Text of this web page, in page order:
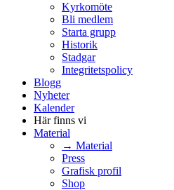
Kyrkomöte
Bli medlem
Starta grupp
Historik
Stadgar
Integritetspolicy
Blogg
Nyheter
Kalender
Här finns vi
Material
→ Material
Press
Grafisk profil
Shop